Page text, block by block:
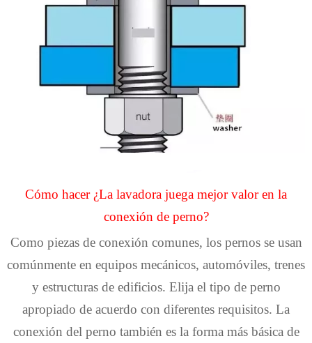
Cómo hacer ¿La lavadora juega mejor valor en la
conexión de perno?
Como piezas de conexión comunes, los pernos se usan
comúnmente en equipos mecánicos, automóviles, trenes
y estructuras de edificios. Elija el tipo de perno
apropiado de acuerdo con diferentes requisitos. La
conexión del perno también es la forma más básica de